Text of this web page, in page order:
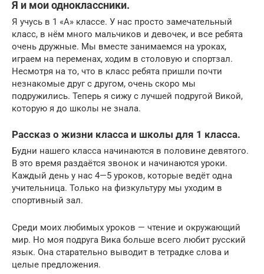
Я и мои одноклассники.
Я учусь в 1 «А» классе. У нас просто замечательный
класс, в нём много мальчиков и девочек, и все ребята
очень дружные. Мы вместе занимаемся на уроках,
играем на переменах, ходим в столовую и спортзал.
Несмотря на то, что в класс ребята пришли почти
незнакомые друг с другом, очень скоро мы
подружились. Теперь я сижу с лучшей подругой Викой,
которую я до школы не знала.
Рассказ о жизни класса и школы для 1 класса.
Будни нашего класса начинаются в половине девятого.
В это время раздаётся звонок и начинаются уроки.
Каждый день у нас 4—5 уроков, которые ведёт одна
учительница. Только на физкультуру мы уходим в
спортивный зал.
Среди моих любимых уроков — чтение и окружающий
мир. Но моя подруга Вика больше всего любит русский
язык. Она старательно выводит в тетрадке слова и
целые предложения.